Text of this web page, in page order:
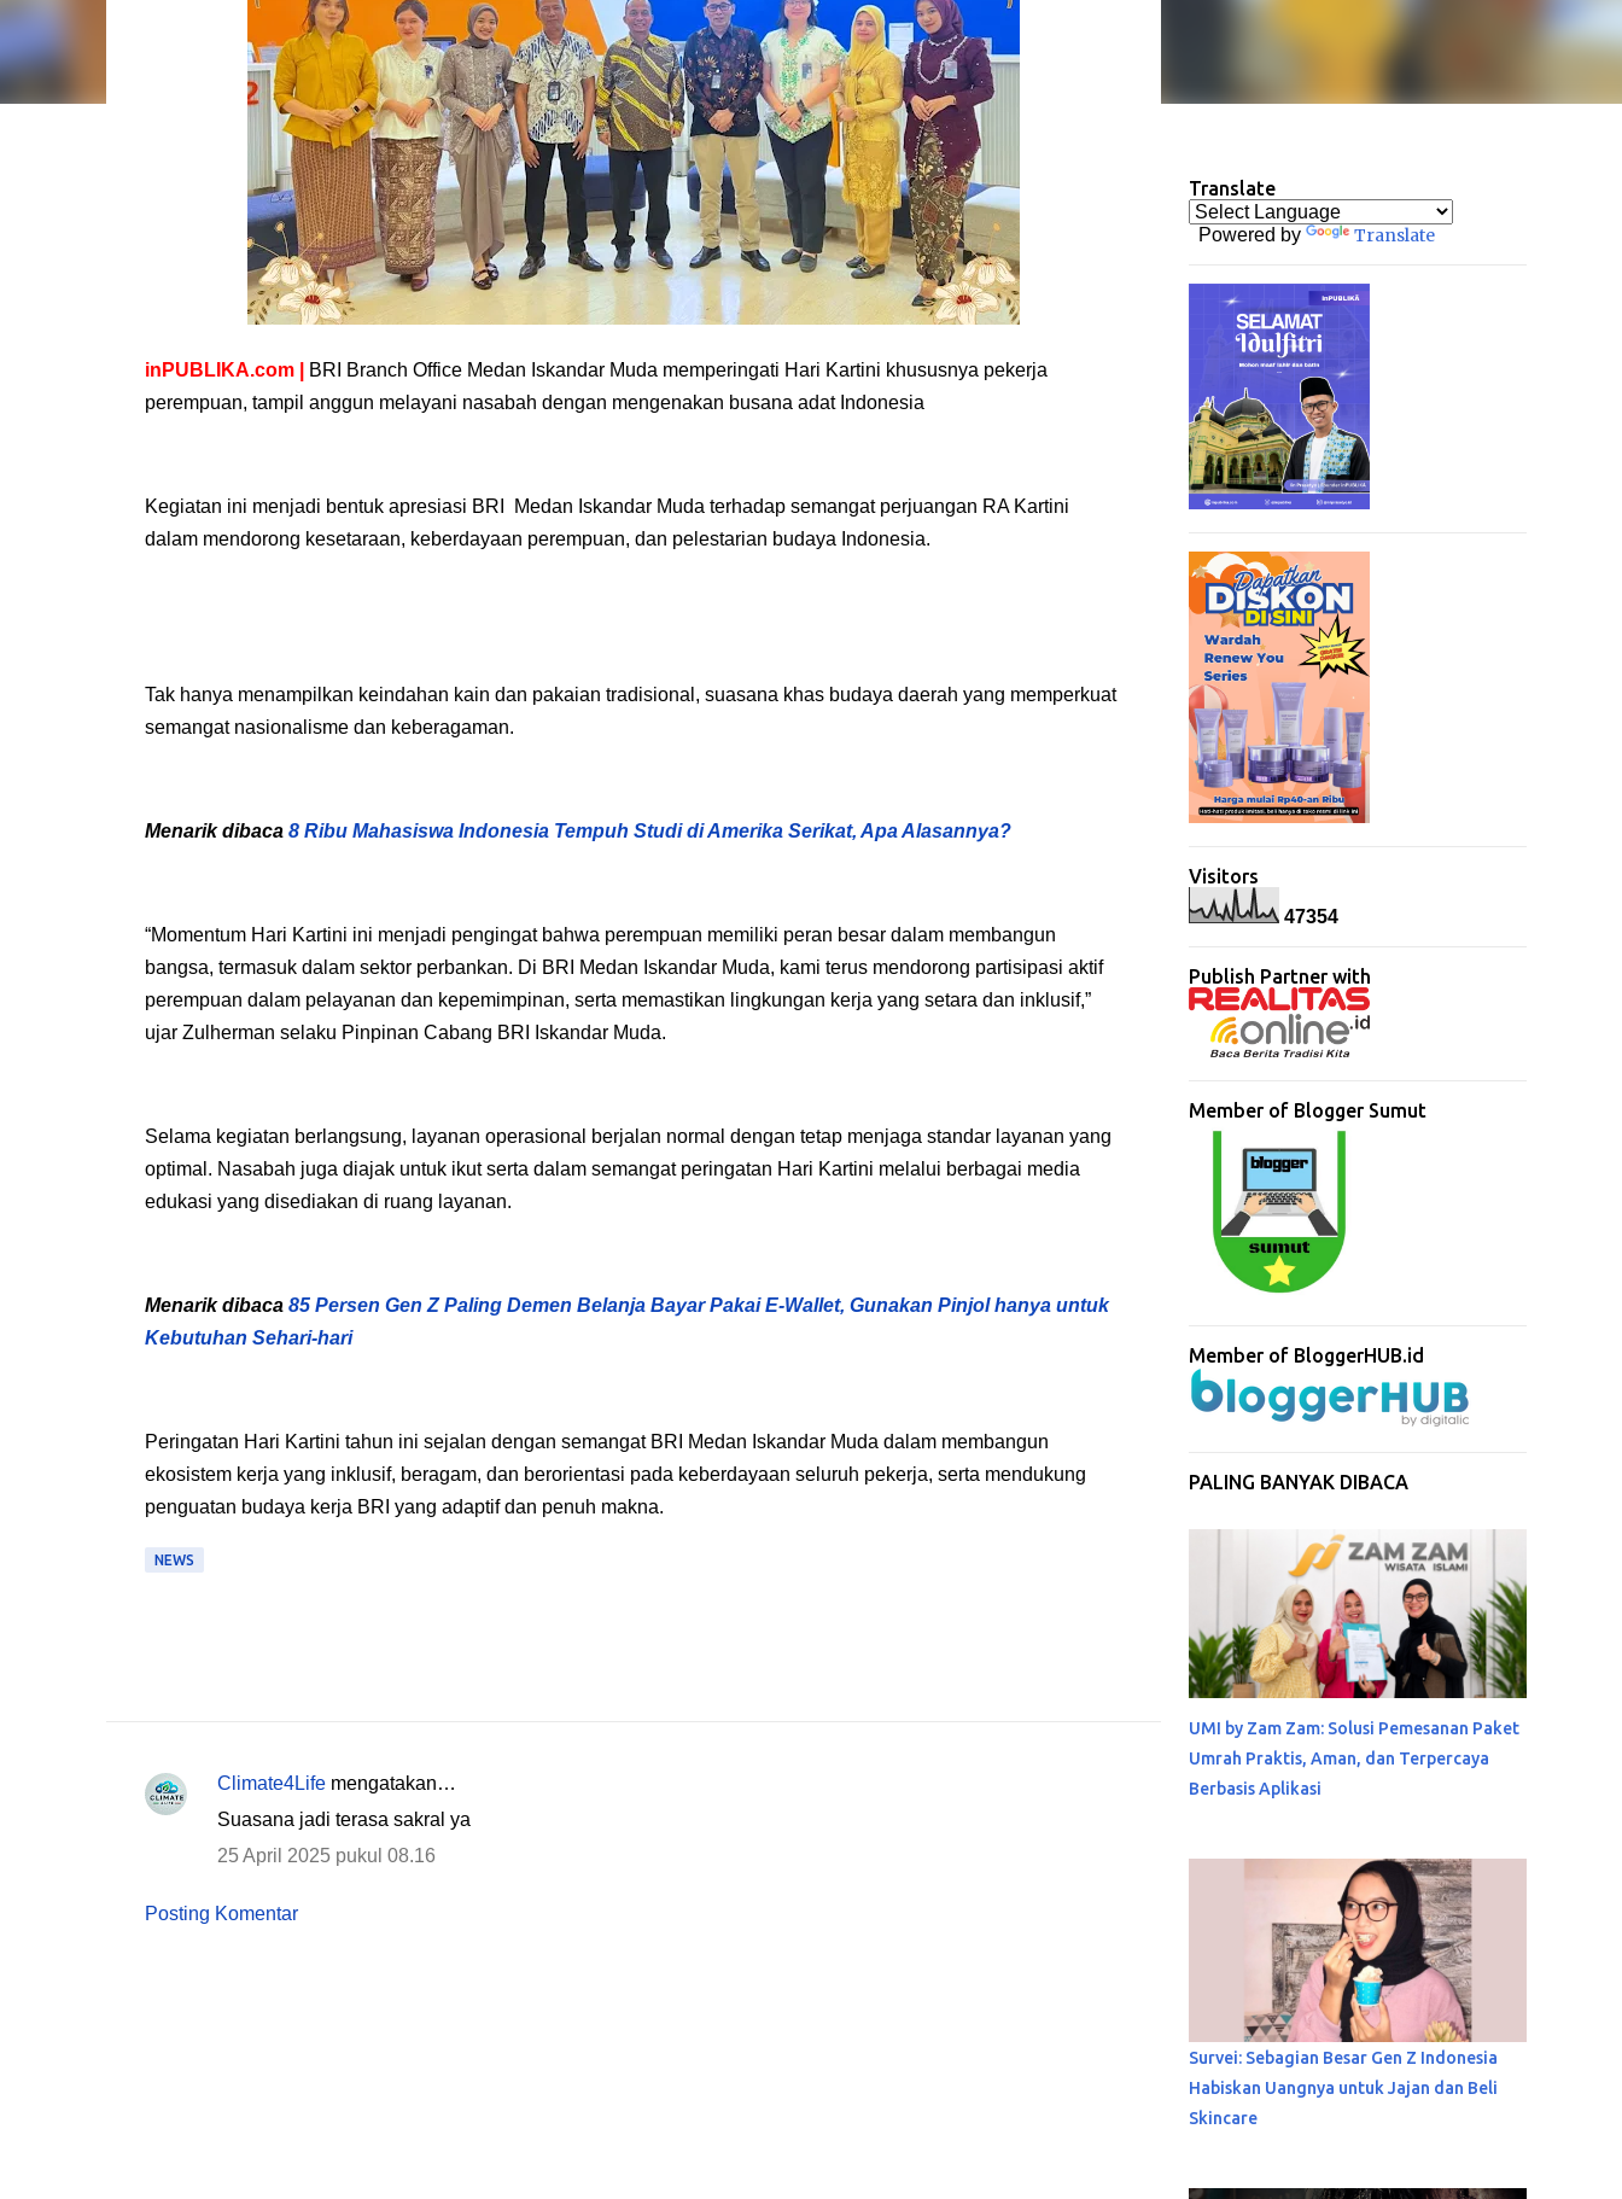
inPUBLIKA.com|
BRI Branch Office Medan Iskandar Muda memperingati Hari Kartini khususnya pekerja
perempuan, tampil anggun melayani nasabah dengan mengenakan busana adat Indonesia
Kegiatan ini menjadi bentuk apresiasi BRI Medan Iskandar Muda terhadap semangat perjuangan RA Kartini
dalam mendorong kesetaraan, keberdayaan perempuan, dan pelestarian budaya Indonesia.
Tak hanya menampilkan keindahan kain dan pakaian tradisional, suasana khas budaya daerah yang memperkuat
semangat nasionalisme dan keberagaman.
Menarik dibaca 8 Ribu Mahasiswa Indonesia Tempuh Studi di Amerika Serikat, Apa Alasannya?
“Momentum Hari Kartini ini menjadi pengingat bahwa perempuan memiliki peran besar dalam membangun
bangsa, termasuk dalam sektor perbankan. Di BRI Medan Iskandar Muda, kami terus mendorong partisipasi aktif
perempuan dalam pelayanan dan kepemimpinan, serta memastikan lingkungan kerja yang setara dan inklusif,”
ujar Zulherman selaku Pinpinan Cabang BRI Iskandar Muda.
Selama kegiatan berlangsung, layanan operasional berjalan normal dengan tetap menjaga standar layanan yang
optimal. Nasabah juga diajak untuk ikut serta dalam semangat peringatan Hari Kartini melalui berbagai media
edukasi yang disediakan di ruang layanan.
Menarik dibaca 85 Persen Gen Z Paling Demen Belanja Bayar Pakai E-Wallet, Gunakan Pinjol hanya untuk
Kebutuhan Sehari-hari
Peringatan Hari Kartini tahun ini sejalan dengan semangat BRI Medan Iskandar Muda dalam membangun
ekosistem kerja yang inklusif, beragam, dan berorientasi pada keberdayaan seluruh pekerja, serta mendukung
penguatan budaya kerja BRI yang adaptif dan penuh makna.
NEWS
K
e
Climate4Lifemengatakan…
Suasana jadi terasa sakral ya
25 April 2025 pukul 08.16
Posting Komentar
Translate
Powered by Translate
Visitors
47354
Publish Partner with
Member of Blogger Sumut
Member of BloggerHUB.id
PALING BANYAK DIBACA
UMI by Zam Zam: Solusi Pemesanan Paket
Umrah Praktis, Aman, dan Terpercaya
Berbasis Aplikasi
Survei: Sebagian Besar Gen Z Indonesia
Habiskan Uangnya untuk Jajan dan Beli
Skincare